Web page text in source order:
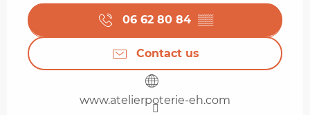
06 62 80 84 ▒▒
Contact us
www.atelierpoterie-eh.com